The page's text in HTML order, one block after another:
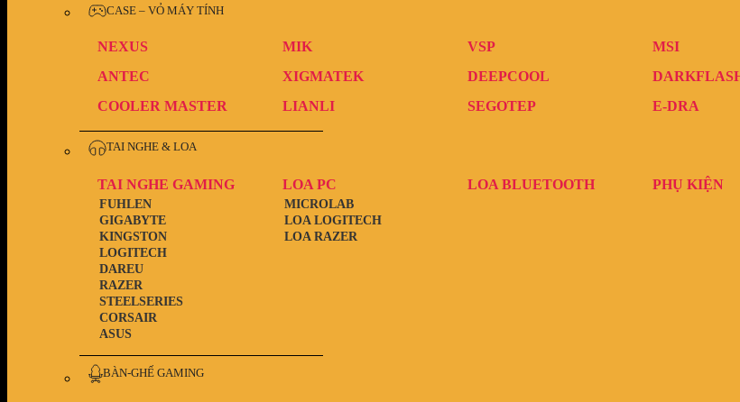
CASE – VỎ MÁY TÍNH
NEXUS MIK VSP MSI
ANTEC
XIGMATEK DEEPCOOL
COOLER MASTER
LIANLI SEGOTEP E-DRA
TAI NGHE & LOA
TAI NGHE GAMING
ASUS
CORSAIR
STEELSERIES
RAZER
DAREU
LOGITECH
KINGSTON
GIGABYTE
FUHLEN
LOA PC
LOA RAZER
LOA LOGITECH
MICROLAB
LOA BLUETOOTH PHỤ KIỆN
BÀN-GHẾ GAMING